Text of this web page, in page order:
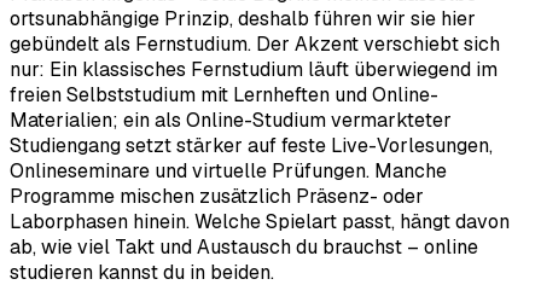
ortsunabhängige Prinzip, deshalb führen wir sie hier
gebündelt als Fernstudium. Der Akzent verschiebt sich
nur: Ein klassisches Fernstudium läuft überwiegend im
freien Selbststudium mit Lernheften und Online-
Materialien; ein als Online-Studium vermarkteter
Studiengang setzt stärker auf feste Live-Vorlesungen,
Onlineseminare und virtuelle Prüfungen. Manche
Programme mischen zusätzlich Präsenz- oder
Laborphasen hinein. Welche Spielart passt, hängt davon
ab, wie viel Takt und Austausch du brauchst – online
studieren kannst du in beiden.